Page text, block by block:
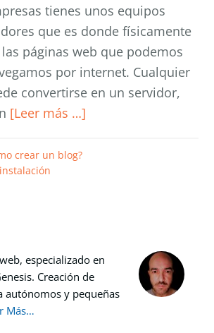
tienes unos equipos
que es donde físicamente
páginas web que podemos
por internet. Cualquier
convertirse en un servidor,
[Leer más …]
crear un blog?
instalación
especializado en
Creación de
autónomos y pequeñas
Más…